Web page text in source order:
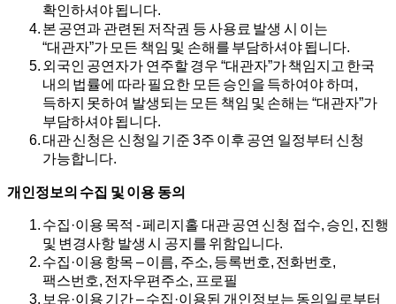
확인하셔야 됩니다.
본 공연과 관련된 저작권 등 사용료 발생 시 이는
“대관자”가 모든 책임 및 손해를 부담하셔야 됩니다.
외국인 공연자가 연주할 경우 “대관자”가 책임지고 한국
내의 법률에 따라 필요한 모든 승인을 득하여야 하며,
득하지 못하여 발생되는 모든 책임 및 손해는 “대관자”가
부담하셔야 됩니다.
대관 신청은 신청일 기준 3주 이후 공연 일정부터 신청
가능합니다.
개인정보의 수집 및 이용 동의
수집·이용 목적 - 페리지홀 대관 공연 신청 접수, 승인, 진행
및 변경사항 발생 시 공지를 위함입니다.
수집·이용 항목 – 이름, 주소, 등록번호, 전화번호,
팩스번호, 전자우편주소, 프로필
보유·이용 기간 – 수집·이용된 개인정보는 동의일로부터